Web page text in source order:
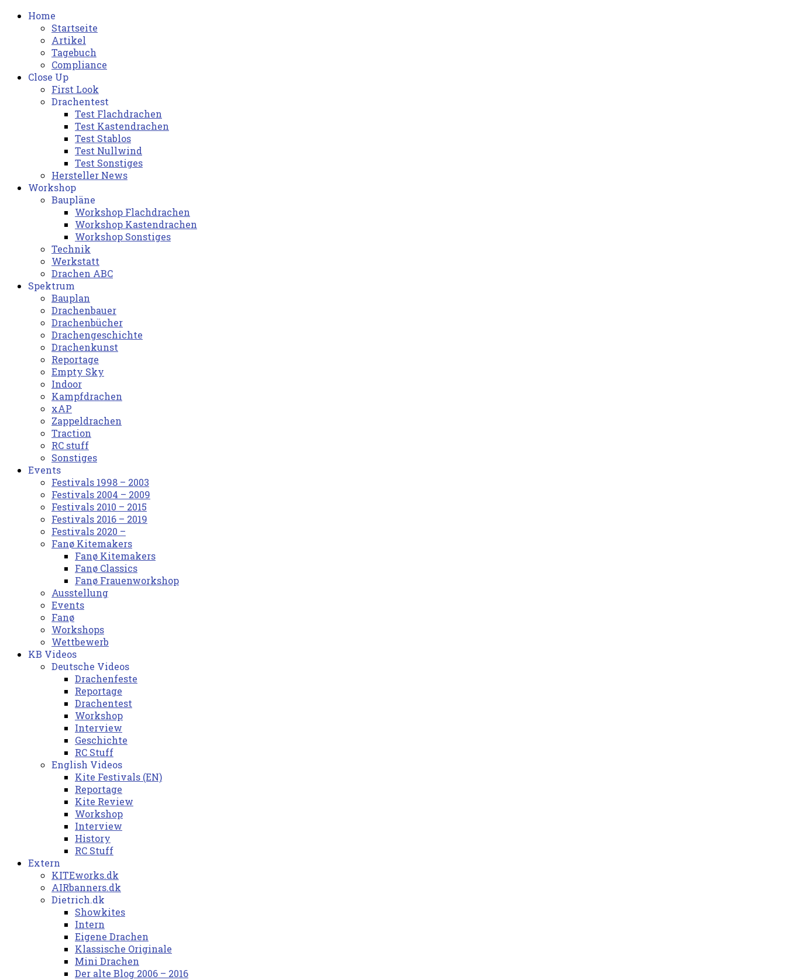
Home
Startseite
Artikel
Tagebuch
Compliance
Close Up
First Look
Drachentest
Test Flachdrachen
Test Kastendrachen
Test Stablos
Test Nullwind
Test Sonstiges
Hersteller News
Workshop
Baupläne
Workshop Flachdrachen
Workshop Kastendrachen
Workshop Sonstiges
Technik
Werkstatt
Drachen ABC
Spektrum
Bauplan
Drachenbauer
Drachenbücher
Drachengeschichte
Drachenkunst
Reportage
Empty Sky
Indoor
Kampfdrachen
xAP
Zappeldrachen
Traction
RC stuff
Sonstiges
Events
Festivals 1998 – 2003
Festivals 2004 – 2009
Festivals 2010 – 2015
Festivals 2016 – 2019
Festivals 2020 –
Fanø Kitemakers
Fanø Kitemakers
Fanø Classics
Fanø Frauenworkshop
Ausstellung
Events
Fanø
Workshops
Wettbewerb
KB Videos
Deutsche Videos
Drachenfeste
Reportage
Drachentest
Workshop
Interview
Geschichte
RC Stuff
English Videos
Kite Festivals (EN)
Reportage
Kite Review
Workshop
Interview
History
RC Stuff
Extern
KITEworks.dk
AIRbanners.dk
Dietrich.dk
Showkites
Intern
Eigene Drachen
Klassische Originale
Mini Drachen
Der alte Blog 2006 – 2016